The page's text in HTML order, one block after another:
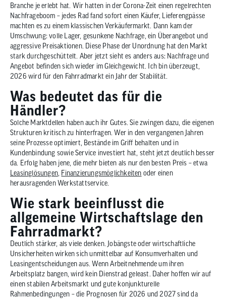
Branche je erlebt hat. Wir hatten in der Corona-Zeit einen regelrechten
Nachfrageboom – jedes Rad fand sofort einen Käufer, Lieferengpässe
machten es zu einem klassischen Verkäufermarkt. Dann kam der
Umschwung: volle Lager, gesunkene Nachfrage, ein Überangebot und
aggressive Preisaktionen. Diese Phase der Unordnung hat den Markt
stark durchgeschüttelt. Aber jetzt sieht es anders aus: Nachfrage und
Angebot befinden sich wieder im Gleichgewicht. Ich bin überzeugt,
2026 wird für den Fahrradmarkt ein Jahr der Stabilität.
Was bedeutet das für die
Händler?
Solche Marktdellen haben auch ihr Gutes. Sie zwingen dazu, die eigenen
Strukturen kritisch zu hinterfragen. Wer in den vergangenen Jahren
seine Prozesse optimiert, Bestände im Griff behalten und in
Kundenbindung sowie Service investiert hat, steht jetzt deutlich besser
da. Erfolg haben jene, die mehr bieten als nur den besten Preis – etwa
Leasinglösungen Finanzierungsmöglichkeiten oder einen
herausragenden Werkstattservice.
Wie stark beeinflusst die
allgemeine Wirtschaftslage den
Fahrradmarkt?
Deutlich stärker, als viele denken. Jobängste oder wirtschaftliche
Unsicherheiten wirken sich unmittelbar auf Konsumverhalten und
Leasingentscheidungen aus. Wenn Arbeitnehmende um ihren
Arbeitsplatz bangen, wird kein Dienstrad geleast. Daher hoffen wir auf
einen stabilen Arbeitsmarkt und gute konjunkturelle
Rahmenbedingungen – die Prognosen für 2026 und 2027 sind da